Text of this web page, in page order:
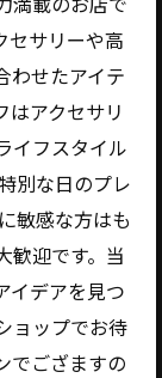
セサリーや高
わせたアイテ
はアクセサリ
イフスタイル
別な日のプレ
敏感な方はも
歓迎です。当
イデアを見つ
ョップでお待
でござますの